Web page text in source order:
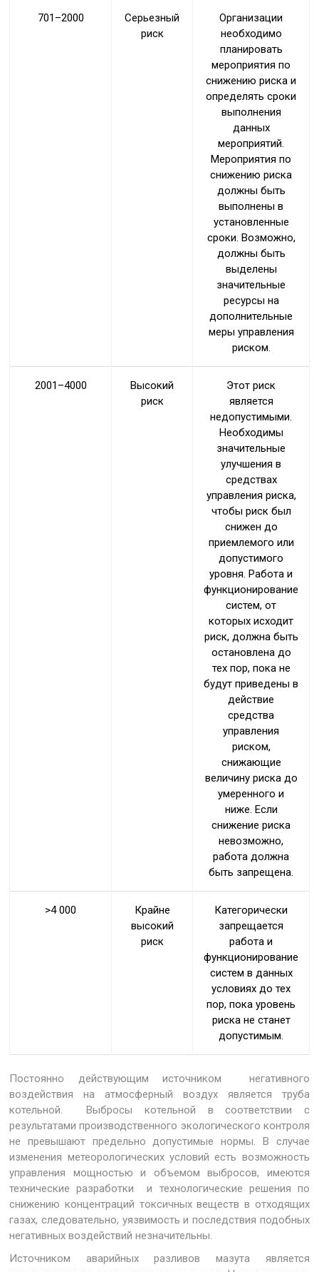
701–2000
Серьезный
риск
Организации
необходимо
планировать
мероприятия по
снижению риска и
определять сроки
выполнения
данных
мероприятий.
Мероприятия по
снижению риска
должны быть
выполнены в
установленные
сроки. Возможно,
должны быть
выделены
значительные
ресурсы на
дополнительные
меры управления
риском.
2001–4000
Высокий
риск
Этот риск
является
недопустимыми.
Необходимы
значительные
улучшения в
средствах
управления риска,
чтобы риск был
снижен до
приемлемого или
допустимого
уровня. Работа и
функционирование
систем, от
которых исходит
риск, должна быть
остановлена до
тех пор, пока не
будут приведены в
действие
средства
управления
риском,
снижающие
величину риска до
умеренного и
ниже. Если
снижение риска
невозможно,
работа должна
быть запрещена.
>4 000
Крайне
высокий
риск
Категорически
запрещается
работа и
функционирование
систем в данных
условиях до тех
пор, пока уровень
риска не станет
допустимым.
Постоянно действующим источником негативного
воздействия на атмосферный воздух является труба
котельной. Выбросы котельной в соответствии с
результатами производственного экологического контроля
не превышают предельно допустимые нормы. В случае
изменения метеорологических условий есть возможность
управления мощностью и объемом выбросов, имеются
технические разработки и технологические решения по
снижению концентраций токсичных веществ в отходящих
газах, следовательно, уязвимость и последствия подобных
негативных воздействий незначительны.
Источником аварийных разливов мазута является